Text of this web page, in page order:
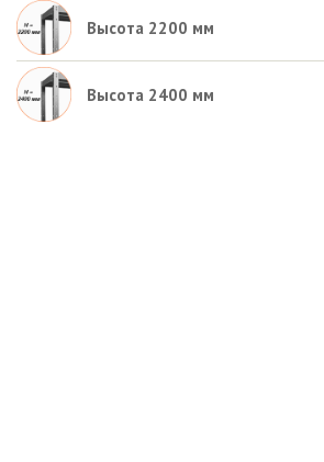
Высота 2200 мм
Высота 2400 мм